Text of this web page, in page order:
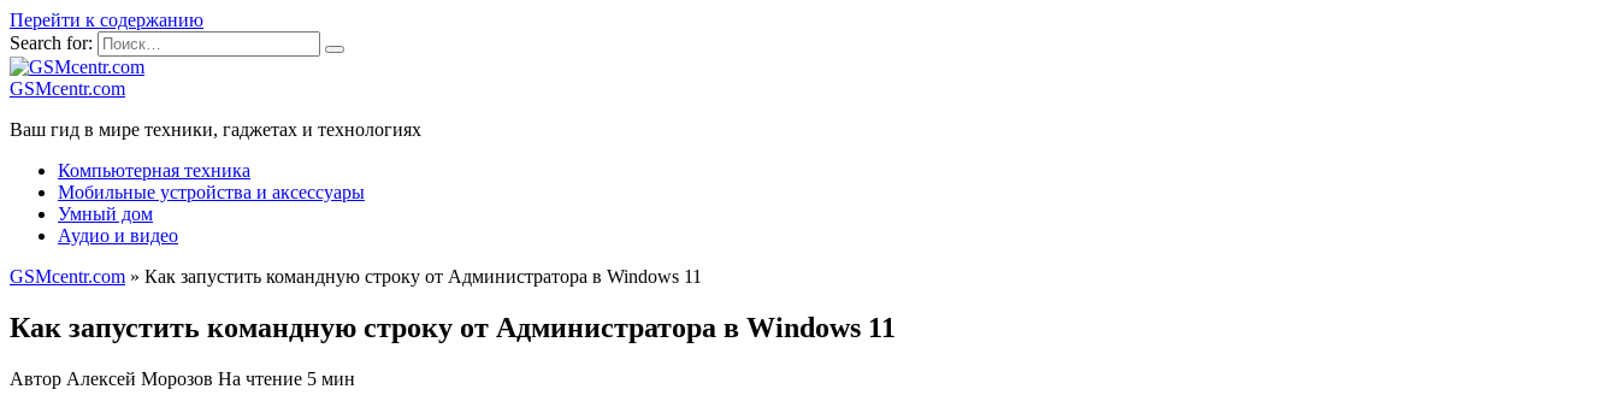
Перейти к содержанию
Search for:
GSMcentr.com
Ваш гид в мире техники, гаджетах и технологиях
Компьютерная техника
Мобильные устройства и аксессуары
Умный дом
Аудио и видео
GSMcentr.com » Как запустить командную строку от Администратора в Windows 11
Как запустить командную строку от Администратора в Windows 11
Автор Алексей Морозов На чтение 5 мин